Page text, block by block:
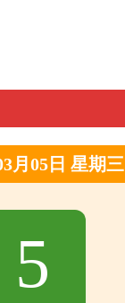
月05日 星期三
5